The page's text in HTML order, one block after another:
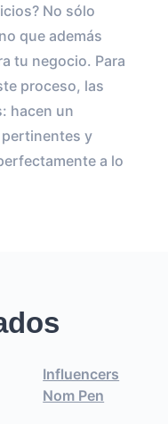
No sólo
que además
tu negocio. Para
proceso, las
hacen un
y
a lo
Influencers
Nom Pen